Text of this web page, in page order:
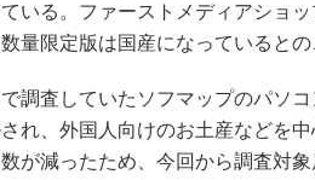
いる。ファーストメディアショ
量限定版は国産になっているとの
調査していたソフマップのパソ
れ、外国人向けのお土産などを
が減ったため、今回から調査対